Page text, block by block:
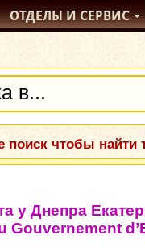
ОТДЕЛЫИ СЕРВИС
чтобы найти
у Днепра
Gouvernement